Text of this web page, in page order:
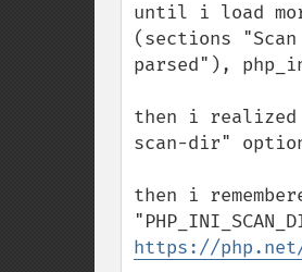
until i load
(sections
parsed"),
then i realized
scan-dir"
then i
https://